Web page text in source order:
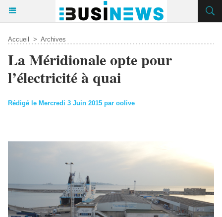
Accueil > Archives
La Méridionale opte pour
l’électricité à quai
Rédigé le Mercredi 3 Juin 2015 par oolive